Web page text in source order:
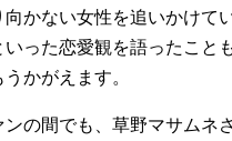
かない女性を追いかけて
った恋愛観を語ったこと
かがえます。
の間でも、草野マサムネ